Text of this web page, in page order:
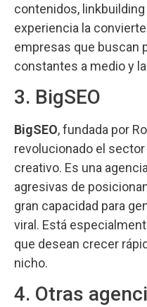
contenidos,
experiencia la
empresas que buscan
constantes a medio y
3. BigSEO
BigSEO, fundada por
revolucionado el
creativo. Es una
agresivas de
gran capacidad para
viral. Está
que desean crecer
nicho.
4. Otras